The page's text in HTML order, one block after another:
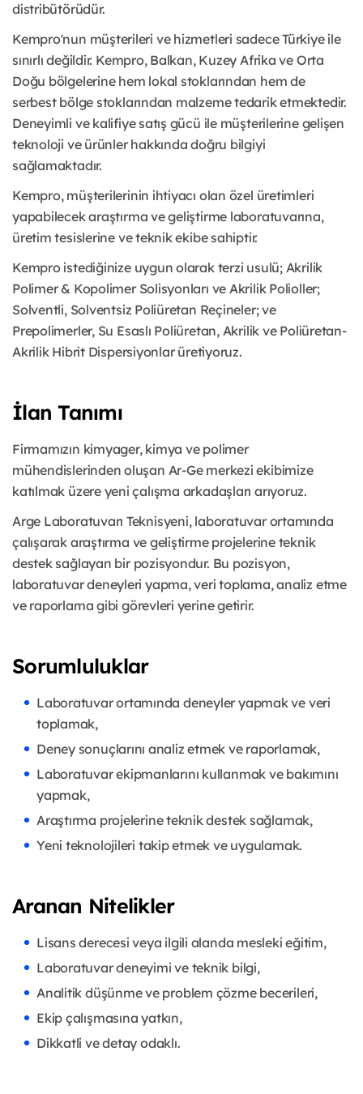
distribütörüdür.
Kempro'nun müşterileri ve hizmetleri sadece Türkiye ile
sınırlı değildir. Kempro, Balkan, Kuzey Afrika ve Orta
Doğu bölgelerine hem lokal stoklarından hem de
serbest bölge stoklarından malzeme tedarik etmektedir.
Deneyimli ve kalifiye satış gücü ile müşterilerine gelişen
teknoloji ve ürünler hakkında doğru bilgiyi
sağlamaktadır.
Kempro, müşterilerinin ihtiyacı olan özel üretimleri
yapabilecek araştırma ve geliştirme laboratuvarına,
üretim tesislerine ve teknik ekibe sahiptir.
Kempro istediğinize uygun olarak terzi usulü; Akrilik
Polimer & Kopolimer Solisyonları ve Akrilik Polioller;
Solventli, Solventsiz Poliüretan Reçineler; ve
Prepolimerler, Su Esaslı Poliüretan, Akrilik ve Poliüretan-
Akrilik Hibrit Dispersiyonlar üretiyoruz.
İlan Tanımı
Firmamızın kimyager, kimya ve polimer
mühendislerinden oluşan Ar-Ge merkezi ekibimize
katılmak üzere yeni çalışma arkadaşları arıyoruz.
Arge Laboratuvarı Teknisyeni, laboratuvar ortamında
çalışarak araştırma ve geliştirme projelerine teknik
destek sağlayan bir pozisyondur. Bu pozisyon,
laboratuvar deneyleri yapma, veri toplama, analiz etme
ve raporlama gibi görevleri yerine getirir.
Sorumluluklar
Laboratuvar ortamında deneyler yapmak ve veri
toplamak,
Deney sonuçlarını analiz etmek ve raporlamak,
Laboratuvar ekipmanlarını kullanmak ve bakımını
yapmak,
Araştırma projelerine teknik destek sağlamak,
Yeni teknolojileri takip etmek ve uygulamak.
Aranan Nitelikler
Lisans derecesi veya ilgili alanda mesleki eğitim,
Laboratuvar deneyimi ve teknik bilgi,
Analitik düşünme ve problem çözme becerileri,
Ekip çalışmasına yatkın,
Dikkatli ve detay odaklı.